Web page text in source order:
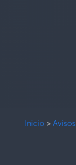
Inicio > Avisos